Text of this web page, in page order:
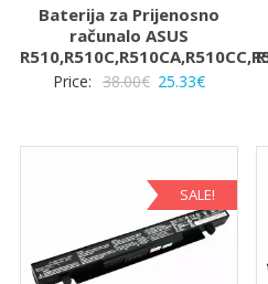
Baterija za Prijenosno
računalo ASUS
Price: 38.00€ Izvorna
38.00€.
25.33€Trenutna
SALE!